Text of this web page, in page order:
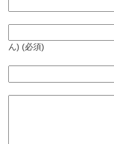
ん) (必須)